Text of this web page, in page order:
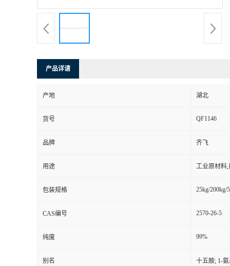
产品详请
产地 湖北
货号 QF1146
品牌 齐飞
用途 工业原材料
包装规格 25kg/200kg/
CAS编号 2570-26-5
纯度 99%
别名 十五胺; 1-